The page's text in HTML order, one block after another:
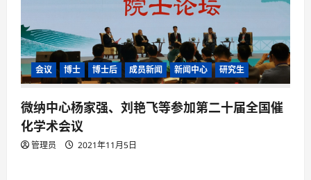
会议 博士 博士后 成员新闻 新闻中心 研究生
微纳中心杨家强、刘艳飞等参加第二十届全国催
化学术会议
管理员 2021年11月5日